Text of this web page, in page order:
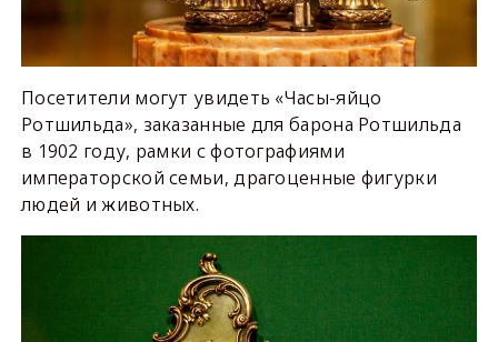
Посетители могут увидеть «Часы-яйцо
Ротшильда», заказанные для барона Ротшильда
в 1902 году, рамки с фотографиями
императорской семьи, драгоценные фигурки
людей и животных.